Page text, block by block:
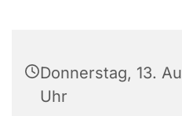
Donnerstag, 13.
Uhr